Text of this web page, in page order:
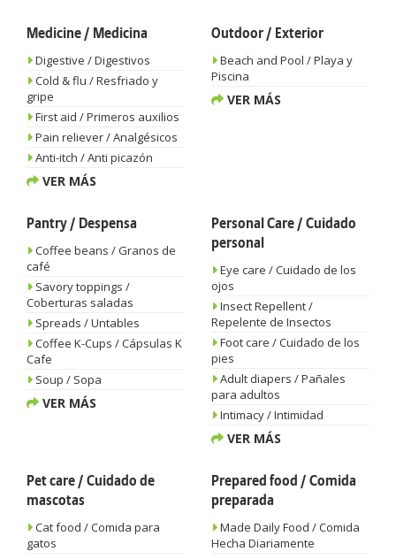
Medicine / Medicina
Digestive / Digestivos
Cold & flu / Resfriado y
gripe
First aid / Primeros auxilios
Pain reliever / Analgésicos
Anti-itch / Anti picazón
VER MÁS
Outdoor / Exterior
Beach and Pool / Playa y
Piscina
VER MÁS
Pantry / Despensa
Coffee beans / Granos de
café
Savory toppings /
Coberturas saladas
Spreads / Untables
Coffee K-Cups / Cápsulas K
Cafe
Soup / Sopa
VER MÁS
Personal Care / Cuidado
personal
Eye care / Cuidado de los
ojos
Insect Repellent /
Repelente de Insectos
Foot care / Cuidado de los
pies
Adult diapers / Pañales
para adultos
Intimacy / Intimidad
VER MÁS
Pet care / Cuidado de
mascotas
Cat food / Comida para
gatos
Prepared food / Comida
preparada
Made Daily Food / Comida
Hecha Diariamente